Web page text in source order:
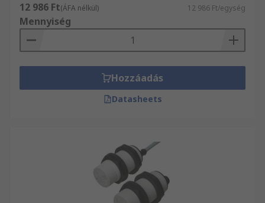
12 986 Ft(ÁFA nélkül) 12 986 Ft/egység
Mennyiség
Hozzáadás
Datasheets